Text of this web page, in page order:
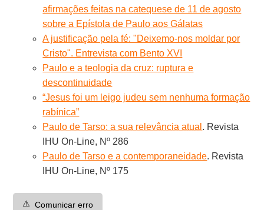
afirmações feitas na catequese de 11 de agosto
sobre a Epístola de Paulo aos Gálatas
A justificação pela fé: "Deixemo-nos moldar por
Cristo". Entrevista com Bento XVI
Paulo e a teologia da cruz: ruptura e
descontinuidade
“Jesus foi um leigo judeu sem nenhuma formação
rabínica”
Paulo de Tarso: a sua relevância atual . Revista
IHU On-Line, Nº 286
Paulo de Tarso e a contemporaneidade. Revista
IHU On-Line, Nº 175
⚠️ Comunicar erro